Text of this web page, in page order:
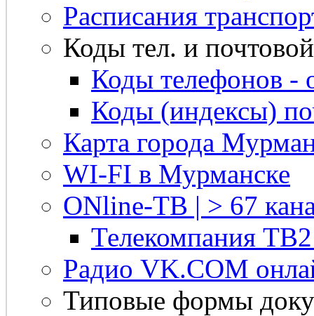
Расписания
Коды тел. и
Коды телефонов -
Коды (индексы)
Карта города
WI-FI в Мурманске
ONline-ТВ | > 67
Телекомпания
Радио VK.COM
Типовые формы